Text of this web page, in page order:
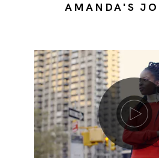
AMANDA'S
Riproduci video